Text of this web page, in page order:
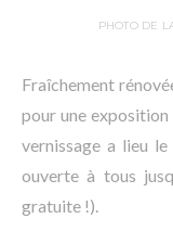
PHOTO DE
Fraîchement
pour une
vernissage a lieu
ouverte à tous
gratuite !).